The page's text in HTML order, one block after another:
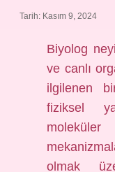
Tarih: Kasım 9, 2024
Biyolog
ve canlı
ilgilenen
fiziksel
olmak